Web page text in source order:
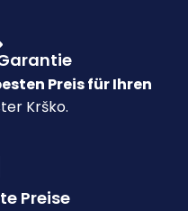
Preis für Ihren
Krško.
Preise